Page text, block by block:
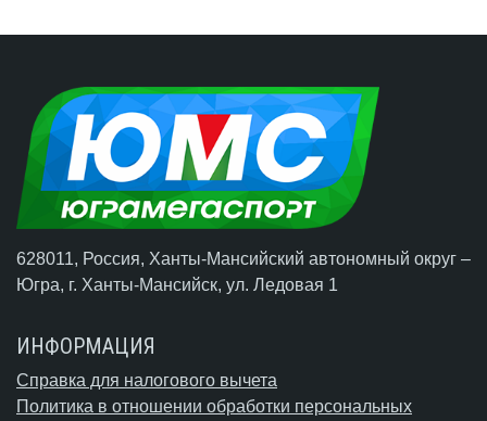
628011, Россия, Ханты-Мансийский автономный округ –
Югра, г. Ханты-Мансийск, ул. Ледовая 1
ИНФОРМАЦИЯ
Справка для налогового вычета
Политика в отношении обработки персональных